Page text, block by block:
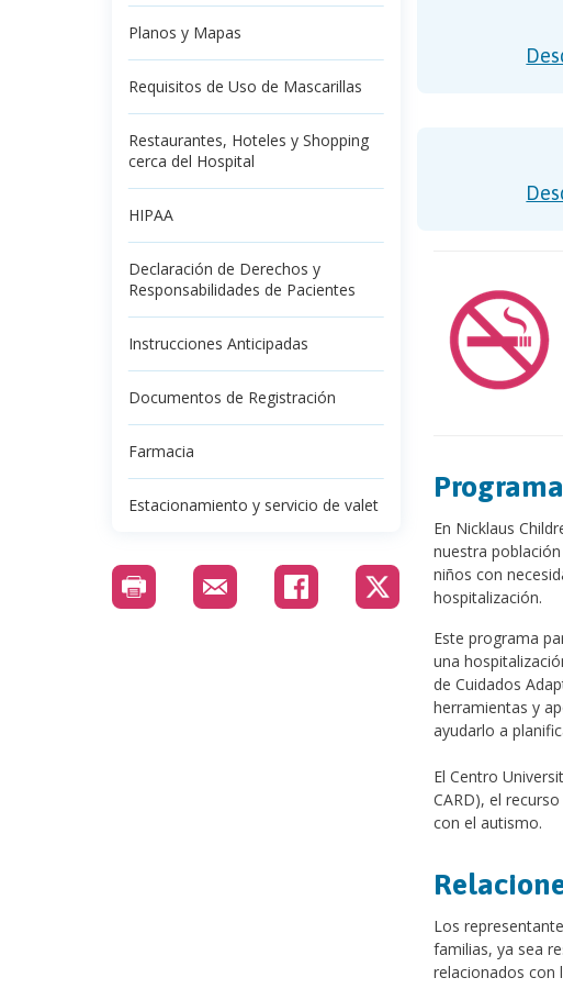
Planos y Mapas
Requisitos de Uso de Mascarillas
Restaurantes, Hoteles y Shopping
cerca del Hospital
HIPAA
Declaración de Derechos y
Responsabilidades de Pacientes
Instrucciones Anticipadas
Documentos de Registración
Farmacia
Estacionamiento y servicio de valet
En Nicklaus
nuestra
niños con
hospitalización.
Este programa
una
de Cuidados
herramientas y
ayudarlo a
El Centro
CARD), el
con el autismo.
Los
familias, ya sea
relacionados con